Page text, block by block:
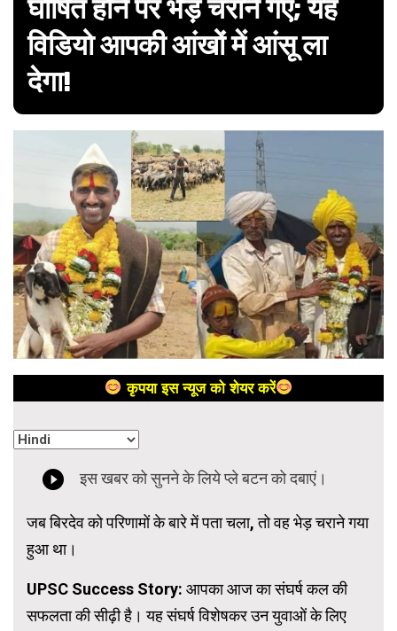
घोषित होने पर भेड़ चराने गए; यह
विडियो आपकी आंखों में आंसू ला
देगा!
कृपया इस न्यूज को शेयर करें
जब बिरदेव को परिणामों के बारे में पता चला, तो वह भेड़ चराने गया
हुआ था।
UPSC Success Story: आपका आज का संघर्ष कल की
सफलता की सीढ़ी है। यह संघर्ष विशेषकर उन युवाओं के लिए